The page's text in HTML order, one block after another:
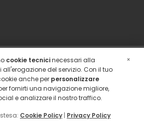
45
×
cookie tecnicinecessari alla
del servizio. Con il tuo
anche per personalizzare
fornirti una navigazione migliore,
e analizzare il nostro traffico.
Cookie Policy | Privacy Policy